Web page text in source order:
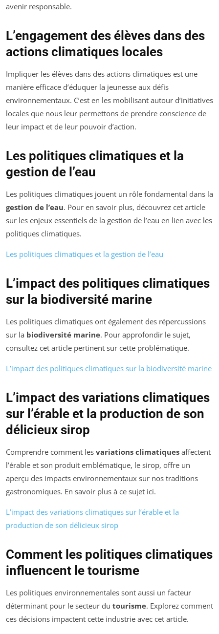
avenir responsable.
L’engagement des élèves dans des
actions climatiques locales
Impliquer les élèves dans des actions climatiques est une
manière efficace d’éduquer la jeunesse aux défis
environnementaux. C’est en les mobilisant autour d’initiatives
locales que nous leur permettons de prendre conscience de
leur impact et de leur pouvoir d’action.
Les politiques climatiques et la
gestion de l’eau
Les politiques climatiques jouent un rôle fondamental dans la
gestion de l’eau. Pour en savoir plus, découvrez cet article
sur les enjeux essentiels de la gestion de l’eau en lien avec les
politiques climatiques.
Les politiques climatiques et la gestion de l’eau
L’impact des politiques climatiques
sur la biodiversité marine
Les politiques climatiques ont également des répercussions
sur la biodiversité marine. Pour approfondir le sujet,
consultez cet article pertinent sur cette problématique.
L’impact des politiques climatiques sur la biodiversité marine
L’impact des variations climatiques
sur l’érable et la production de son
délicieux sirop
Comprendre comment les variations climatiques affectent
l’érable et son produit emblématique, le sirop, offre un
aperçu des impacts environnementaux sur nos traditions
gastronomiques. En savoir plus à ce sujet ici.
L’impact des variations climatiques sur l’érable et la
production de son délicieux sirop
Comment les politiques climatiques
influencent le tourisme
Les politiques environnementales sont aussi un facteur
déterminant pour le secteur du tourisme. Explorez comment
ces décisions impactent cette industrie avec cet article.